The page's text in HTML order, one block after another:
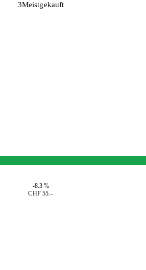
3Meistgekauft
-8.3 %
CHF 55.–